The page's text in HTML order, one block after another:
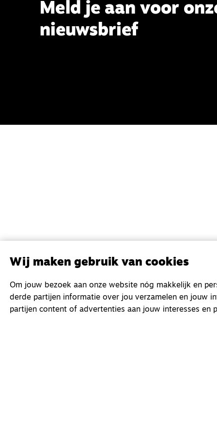
Meld je aan voor
nieuwsbrief
Wij maken gebruik van cookies
Om jouw bezoek aan onze website nóg makkelijk en
derde partijen informatie over jou verzamelen en jouw
partijen content of advertenties aan jouw interesses en